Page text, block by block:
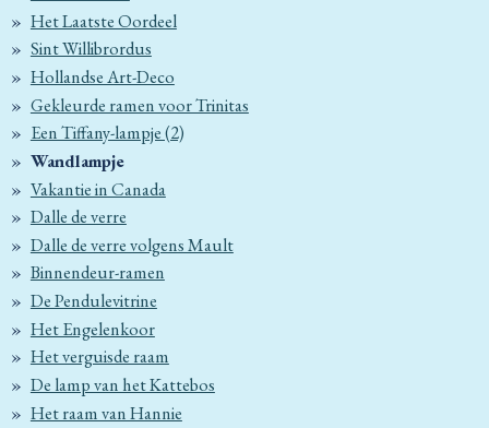
Het Laatste Oordeel
Sint Willibrordus
Hollandse Art-Deco
Gekleurde ramen voor Trinitas
Een Tiffany-lampje (2)
Wandlampje
Vakantie in Canada
Dalle de verre
Dalle de verre volgens Mault
Binnendeur-ramen
De Pendulevitrine
Het Engelenkoor
Het verguisde raam
De lamp van het Kattebos
Het raam van Hannie